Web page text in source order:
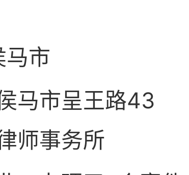
马市
马市呈王路43
师事务所